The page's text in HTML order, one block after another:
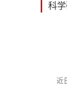
科
近